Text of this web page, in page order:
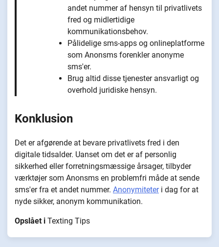
andet nummer af hensyn til privatlivets
fred og midlertidige
kommunikationsbehov.
Pålidelige sms-apps og onlineplatforme
som Anonsms forenkler anonyme
sms'er.
Brug altid disse tjenester ansvarligt og
overhold juridiske hensyn.
Konklusion
Det er afgørende at bevare privatlivets fred i den
digitale tidsalder. Uanset om det er af personlig
sikkerhed eller forretningsmæssige årsager, tilbyder
værktøjer som Anonsms en problemfri måde at sende
sms'er fra et andet nummer. Anonymiteteri dag for at
nyde sikker, anonym kommunikation.
Opslået i Texting Tips